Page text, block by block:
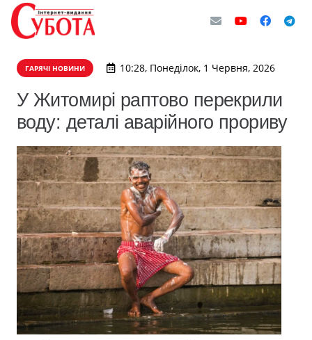
ГАРЯЧІ НОВИНИ 10:28, Понеділок, 1 Червня, 2026
У Житомирі раптово перекрили
воду: деталі аварійного прориву